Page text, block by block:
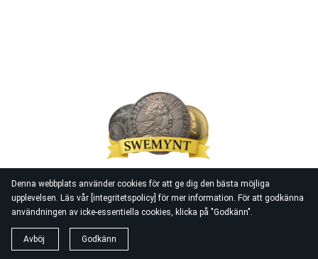
Denna webbplats använder cookies för att ge dig den bästa möjliga
upplevelsen. Läs vår [integritetspolicy] för mer information. För att godkänna
användningen av icke-essentiella cookies, klicka på "Godkänn".
Avböj Godkänn
© 2026Swemynt